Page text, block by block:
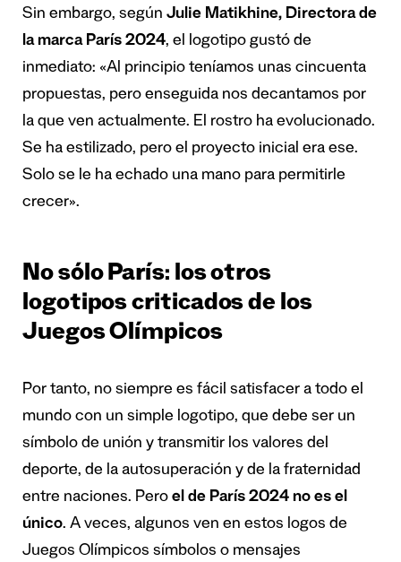
Sin embargo, según Julie Matikhine, Directora de
la marca París 2024, el logotipo gustó de
inmediato: «Al principio teníamos unas cincuenta
propuestas, pero enseguida nos decantamos por
la que ven actualmente. El rostro ha evolucionado.
Se ha estilizado, pero el proyecto inicial era ese.
Solo se le ha echado una mano para permitirle
crecer».
No sólo París: los otros
logotipos criticados de los
Juegos Olímpicos
Por tanto, no siempre es fácil satisfacer a todo el
mundo con un simple logotipo, que debe ser un
símbolo de unión y transmitir los valores del
deporte, de la autosuperación y de la fraternidad
entre naciones. Pero el de París 2024 no es el
único. A veces, algunos ven en estos logos de
Juegos Olímpicos símbolos o mensajes